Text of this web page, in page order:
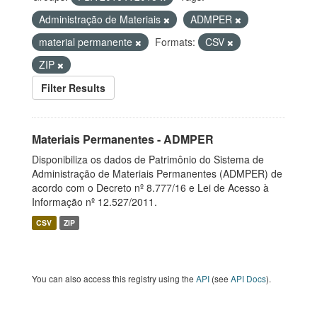
Administração de Materiais
ADMPER
material permanente
Formats:
CSV
ZIP
Filter Results
Materiais Permanentes - ADMPER
Disponibiliza os dados de Patrimônio do Sistema de
Administração de Materiais Permanentes (ADMPER) de
acordo com o Decreto nº 8.777/16 e Lei de Acesso à
Informação nº 12.527/2011.
CSV ZIP
You can also access this registry using the API (see API Docs).